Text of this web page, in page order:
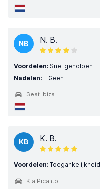
NB N. B.
Voordelen: Snel geholpen
Nadelen: - Geen
Seat Ibiza
KB K. B.
Voordelen: Toegankelijkheid
Kia Picanto